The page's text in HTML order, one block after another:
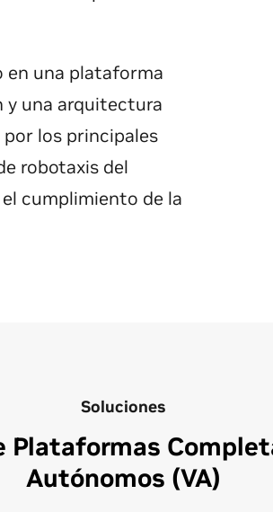
una plataforma
y una arquitectura
por los principales
robotaxis del
cumplimiento de la
Soluciones
Plataformas
Autónomos (VA)